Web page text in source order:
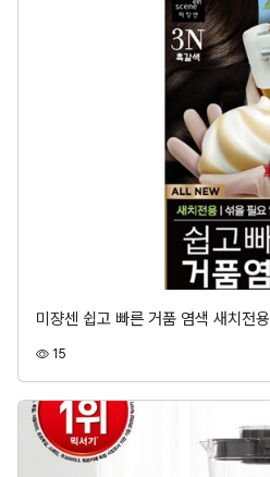
미쟝센 쉽고 빠른 거품 염색 새치전용
15